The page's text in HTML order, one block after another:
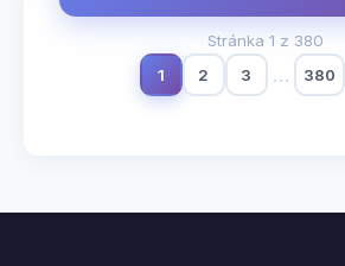
Stránka 1 z 380
1
2 3 … 380